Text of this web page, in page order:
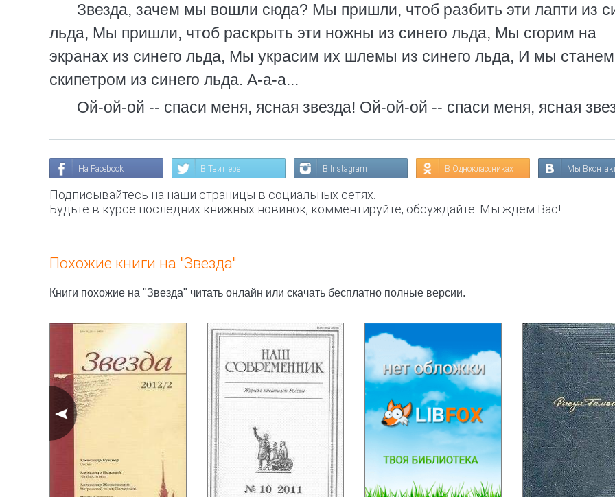
Звезда, зачем мы вошли сюда? Мы пришли, чтоб разбить эти лапти из
льда, Мы пришли, чтоб раскрыть эти ножны из синего льда, Мы сгорим на
экранах из синего льда, Мы украсим их шлемы из синего льда, И мы
скипетром из синего льда. А-а-а...
Ой-ой-ой -- спаси меня, ясная звезда! Ой-ой-ой -- спаси меня, ясная
На Facebook В Твиттере В Instagram В Одноклассниках Мы
Подписывайтесь на наши страницы в социальных сетях.
Будьте в курсе последних книжных новинок, комментируйте, обсуждайте. Мы ждём Вас!
Похожие книги на "Звезда"
Книги похожие на "Звезда" читать онлайн или скачать бесплатно полные версии.